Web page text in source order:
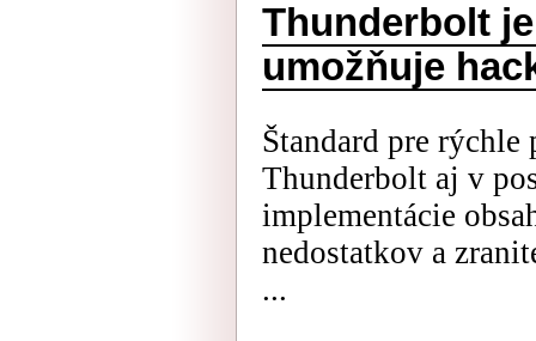
Thunderbolt
umožňuje
Štandard pre
Thunderbolt aj v
implementácie
nedostatkov a
...